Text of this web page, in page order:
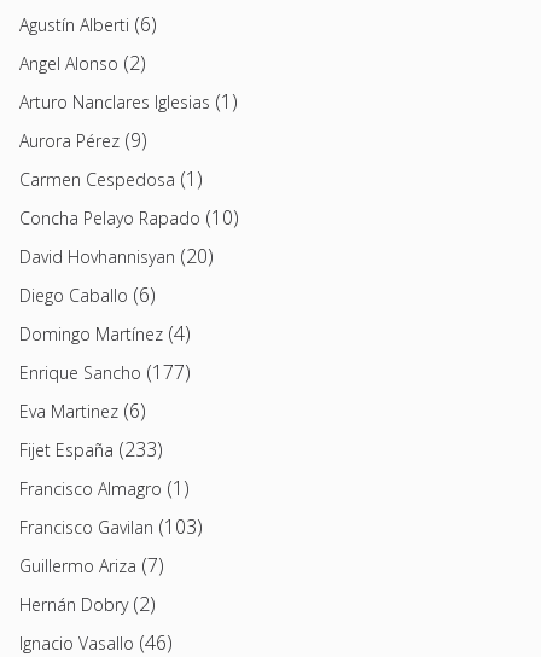
Agustín Alberti (6)
Angel Alonso (2)
Arturo Nanclares Iglesias (1)
Aurora Pérez (9)
Carmen Cespedosa (1)
Concha Pelayo Rapado (10)
David Hovhannisyan (20)
Diego Caballo (6)
Domingo Martínez (4)
Enrique Sancho (177)
Eva Martinez (6)
Fijet España (233)
Francisco Almagro (1)
Francisco Gavilan (103)
Guillermo Ariza (7)
Hernán Dobry(2)
Ignacio Vasallo (46)